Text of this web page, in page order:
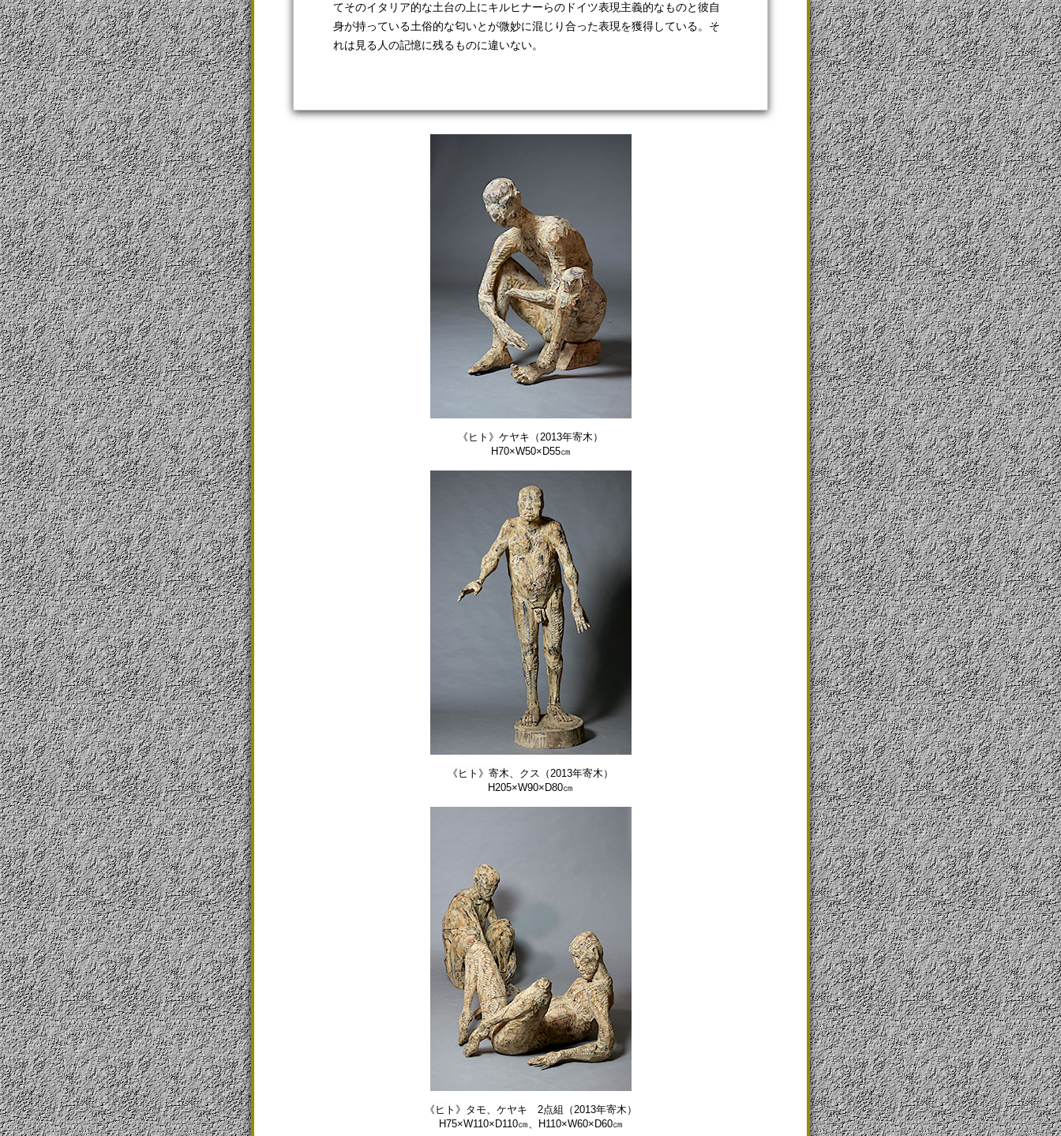
てそのイタリア的な土台の上にキルヒナーらのドイツ表現主義的なものと彼自
身が持っている土俗的な匂いとが微妙に混じり合った表現を獲得している。そ
れは見る人の記憶に残るものに違いない。
《ヒト》ケヤキ（2013年寄木）
H70×W50×D55㎝
《ヒト》寄木、クス（2013年寄木）
H205×W90×D80㎝
《ヒト》タモ、ケヤキ 2点組（2013年寄木）
H75×W110×D110㎝、H110×W60×D60㎝